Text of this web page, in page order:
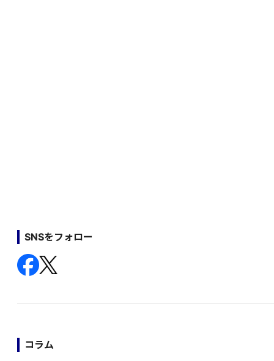
SNSをフォロー
コラム